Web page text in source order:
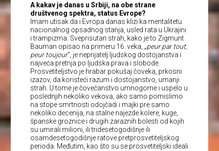
A kakav je danas u Srbiji, na obe strane
društvenog spektra, status Evrope?
Imam utisak da i Evropa danas klizi ka mentalitetu
nacionalnog opsadnog stanja, usled rata u Ukrajini
i trampizma. Sveprisutan strah, kako je to Zigmunt
Bauman opisao na primeru 16. veka, „peur par tout,
peur toujour“, je neprijatelj ljudskog dostojanstva i
najveća pretnja po ljudska prava i slobode.
Prosvetiteljstvo je hrabar pokušaj čoveka, prkosni
izazov, da koristeći razum i dostojanstvo, umanji
strah. U tome je čovečanstvo umnogome i uspelo u
poslednjih nekoliko vekova, ako samo pomislimo
na stope smrtnosti odojčadi i majki pre samo
nekoliko decenija, na stalne najezde kolere, kuge,
španske groznice i drugih zaraznih bolesti od kojih
su umirali milioni, ili tridesetogodišnje ili
osamdesetogodišnje ratove pretprosvetiteljskog
perioda. Međutim, kao što su se prosvetiteljski ideali